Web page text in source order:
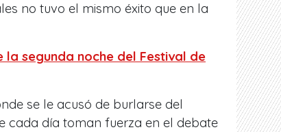
no tuvo el mismo éxito que en la
segunda noche del Festival de
se le acusó de burlarse del
cada día toman fuerza en el debate